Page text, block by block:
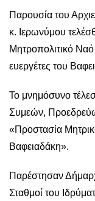
Παρουσία του
κ. Ιερωνύμου
Μητροπολιτικό
ευεργέτες του
Το μνημόσυνο
Συμεών,
«Προστασία
Βαφειαδάκη».
Παρέστησαν
Σταθμοί του